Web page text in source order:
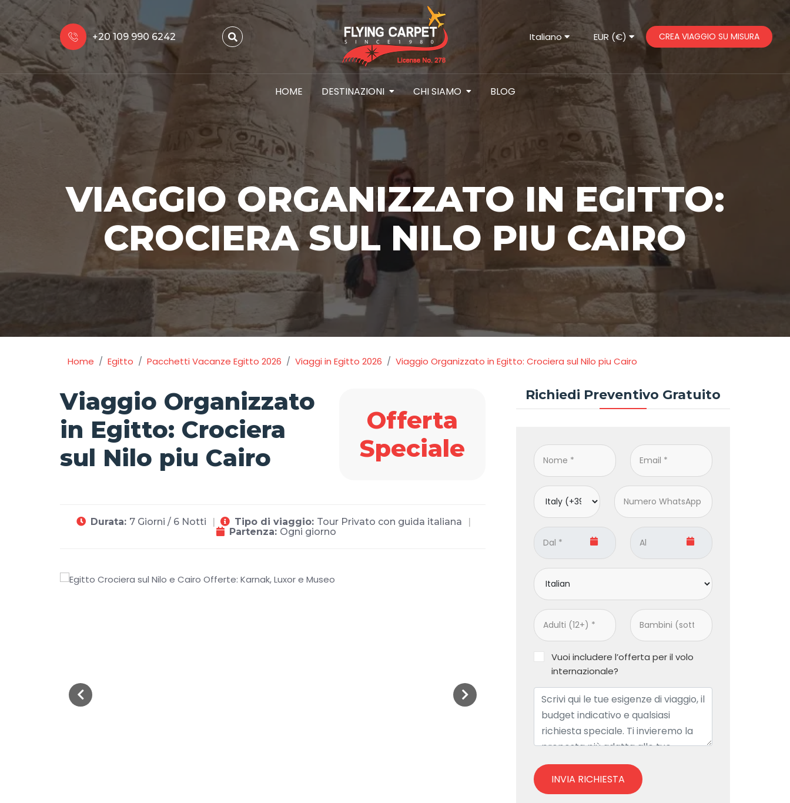
+20 109 990 6242 Italiano EUR (€) CREA VIAGGIO SU MISURA
HOME DESTINAZIONI CHI SIAMO BLOG
VIAGGIO ORGANIZZATO IN EGITTO:
CROCIERA SUL NILO PIU CAIRO
Home Egitto Pacchetti Vacanze Egitto 2026 Viaggi in Egitto 2026 Viaggio Organizzato in Egitto: Crociera sul Nilo piu Cairo
Viaggio Organizzato
in Egitto: Crociera
sul Nilo piu Cairo
Offerta
Speciale
Durata: 7 Giorni / 6 Notti Tipo di viaggio: Tour Privato con guida italiana
Partenza: Ogni giorno
Richiedi Preventivo Gratuito
Vuoi includere l’offerta per il volo
internazionale?
INVIA RICHIESTA